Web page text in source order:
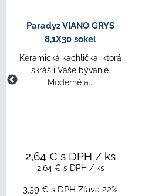
Paradyz VIANO GRYS
8,1X30 sokel
Keramická kachlička, ktorá
skrášli Vaše bývanie.
Moderné a...
2,64 € s DPH / ks
2,64 € s DPH / ks
3,39 €s DPH Zľava 22%